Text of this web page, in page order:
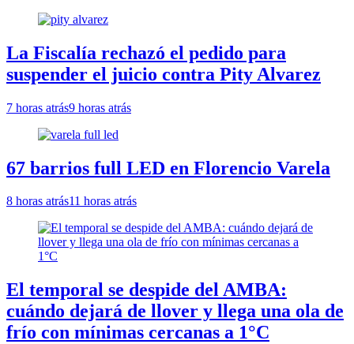
La Fiscalía rechazó el pedido para
suspender el juicio contra Pity Alvarez
7 horas atrás9 horas atrás
67 barrios full LED en Florencio Varela
8 horas atrás11 horas atrás
El temporal se despide del AMBA:
cuándo dejará de llover y llega una ola de
frío con mínimas cercanas a 1°C